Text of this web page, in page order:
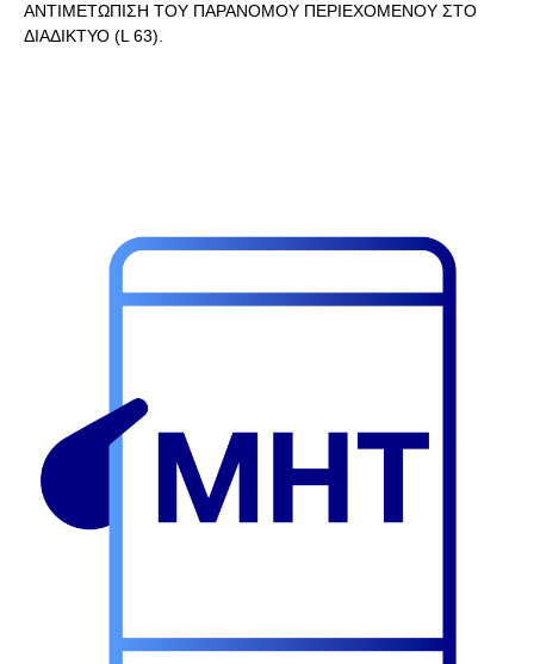
ΑΝΤΙΜΕΤΩΠΙΣΗ ΤΟΥ ΠΑΡΑΝΟΜΟΥ ΠΕΡΙΕΧΟΜΕΝΟΥ ΣΤΟ
ΔΙΑΔΙΚΤΥΟ (L 63).